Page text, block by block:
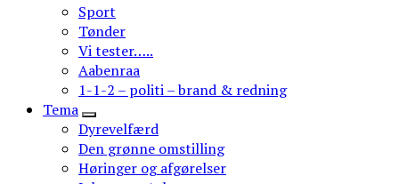
Sport
Tønder
Vi tester…..
Aabenraa
1-1-2 – politi – brand & redning
Tema
Dyrevelfærd
Den grønne omstilling
Høringer og afgørelser